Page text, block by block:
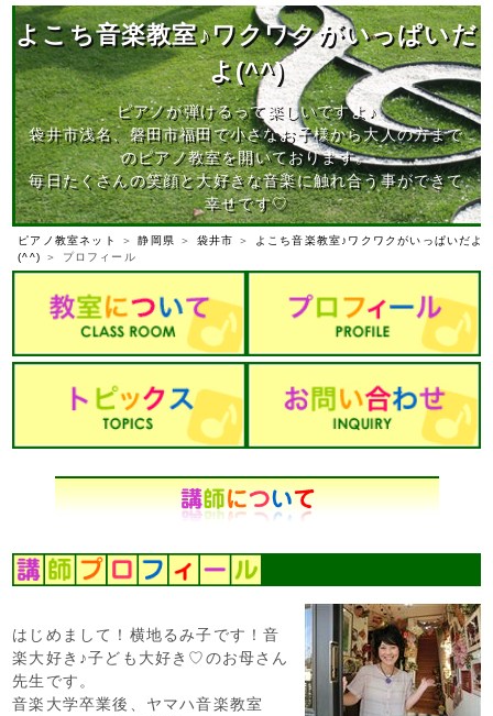
よこち音楽教室♪ワクワクがいっぱいだ
よ(^^)
ピアノが弾けるって楽しいですよ♪
袋井市浅名、磐田市福田で小さなお子様から大人の方まで
のピアノ教室を開いております。
毎日たくさんの笑顔と大好きな音楽に触れ合う事ができて
幸せです♡
ピアノ教室ネット ＞静岡県 ＞ 袋井市 ＞
よこち音楽教室♪ワクワクがいっぱいだよ
(^^) ＞ プロフィール
はじめまして！横地るみ子です！音
楽大好き♪子ども大好き♡のお母さん
先生です。
音楽大学卒業後、ヤマハ音楽教室